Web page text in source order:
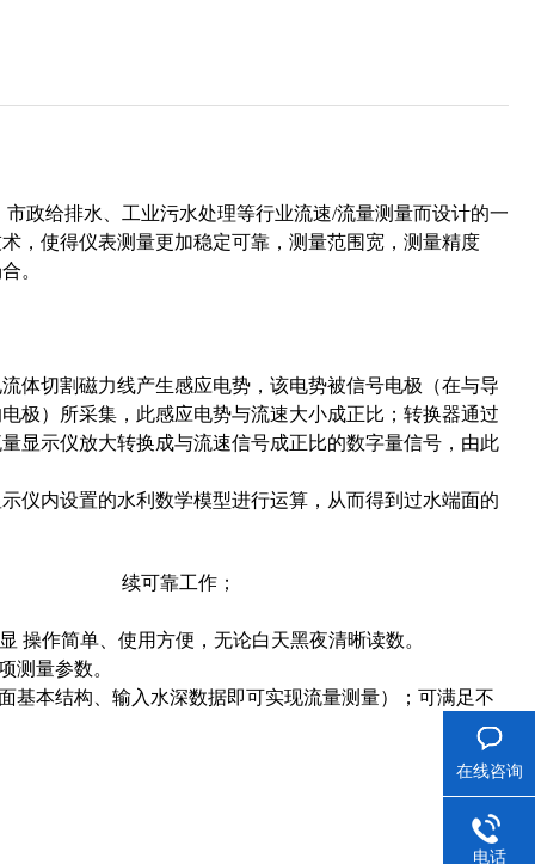
政给排水、工业污水处理等行业流速/流量测量而设计的一
，使得仪表测量更加稳定可靠，测量范围宽，测量精度
。
体切割磁力线产生感应电势，该电势被信号电极（在与导
极）所采集，此感应电势与流速大小成正比；转换器通过
显示仪放大转换成与流速信号成正比的数字量信号，由此
仪内设置的水利数学模型进行运算，从而得到过水端面的
长期连 续可靠工作；
操作简单、使用方便，无论白天黑夜清晰读数。
测量参数。
本结构、输入水深数据即可实现流量测量）；可满足不
在线咨询
电话